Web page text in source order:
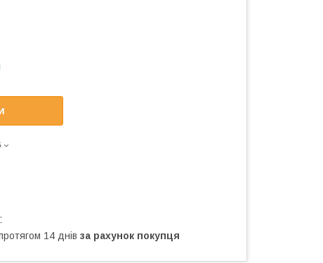
14 днів за рахунок покупця